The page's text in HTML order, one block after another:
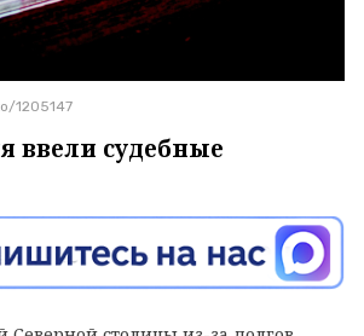
1205147
ввели судебные